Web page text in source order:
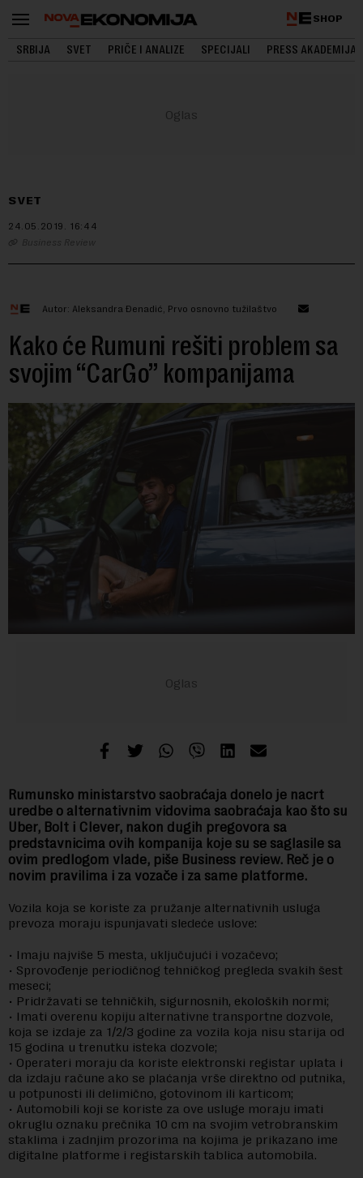
SHOP
SRBIJA SVET PRIČE I ANALIZE SPECIJALI PRESS AKADEMIJA
SVET
24.05.2019. 16:44
Business Review
Autor: Aleksandra Đenadić, Prvo osnovno tužilaštvo
Kako će Rumuni rešiti problem sa
svojim “CarGo” kompanijama
Rumunsko ministarstvo saobraćaja donelo je nacrt
uredbe o alternativnim vidovima saobraćaja kao što su
Uber, Bolt i Clever, nakon dugih pregovora sa
predstavnicima ovih kompanija koje su se saglasile sa
ovim predlogom vlade, piše Business review. Reč je o
novim pravilima i za vozače i za same platforme.
Vozila koja se koriste za pružanje alternativnih usluga
prevoza moraju ispunjavati sledeće uslove:
• Imaju najviše 5 mesta, uključujući i vozačevo;
• Sprovođenje periodičnog tehničkog pregleda svakih šest
meseci;
• Pridržavati se tehničkih, sigurnosnih, ekoloških normi;
• Imati overenu kopiju alternativne transportne dozvole,
koja se izdaje za 1/2/3 godine za vozila koja nisu starija od
15 godina u trenutku isteka dozvole;
• Operateri moraju da koriste elektronski registar uplata i
da izdaju račune ako se plaćanja vrše direktno od putnika,
u potpunosti ili delimično, gotovinom ili karticom;
• Automobili koji se koriste za ove usluge moraju imati
okruglu oznaku prečnika 10 cm na svojim vetrobranskim
staklima i zadnjim prozorima na kojima je prikazano ime
digitalne platforme i registarskih tablica automobila.